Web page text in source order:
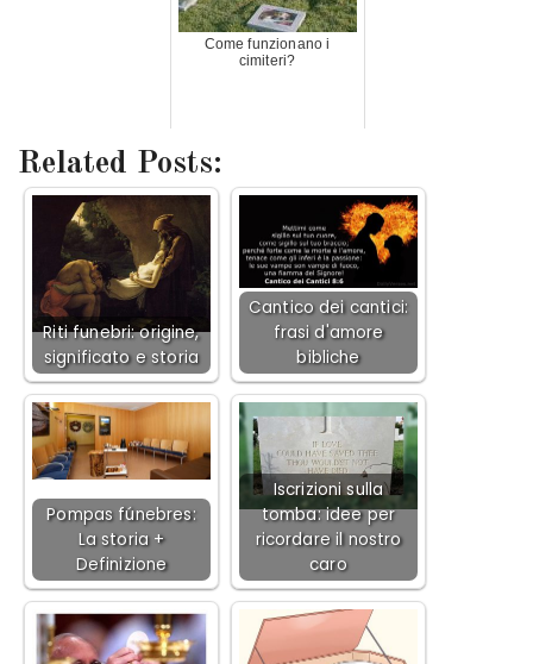
Come funzionano i
cimiteri?
Related Posts:
Riti funebri: origine,
significato e storia
Cantico dei cantici:
frasi d'amore
bibliche
Pompas fúnebres:
La storia +
Definizione
Iscrizioni sulla
tomba: idee per
ricordare il nostro
caro